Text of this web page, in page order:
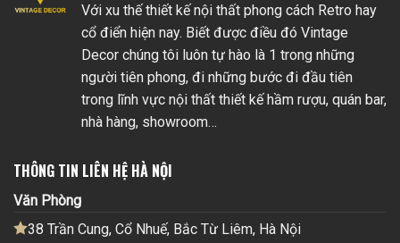
Với xu thế thiết kế nội thất phong cách Retro hay
cổ điển hiện nay. Biết được điều đó Vintage
Decor chúng tôi luôn tự hào là 1 trong những
người tiên phong, đi những bước đi đầu tiên
trong lĩnh vực nội thất thiết kế hầm rượu, quán bar,
nhà hàng, showroom…
THÔNG TIN LIÊN HỆ HÀ NỘI
Văn Phòng
38 Trần Cung, Cổ Nhuế, Bắc Từ Liêm, Hà Nội